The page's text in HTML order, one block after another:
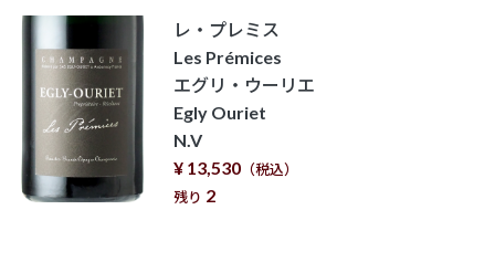
レ・プレミス
Les Prémices
エグリ・ウーリエ
Egly Ouriet
N.V
¥ 13,530 （税込）
残り 2